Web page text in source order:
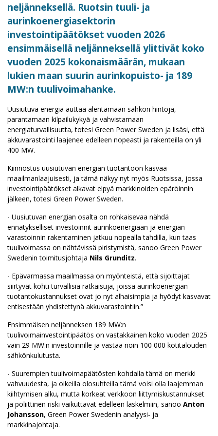
neljänneksellä. Ruotsin tuuli- ja
aurinkoenergiasektorin
investointipäätökset vuoden 2026
ensimmäisellä neljänneksellä ylittivät koko
vuoden 2025 kokonaismäärän, mukaan
lukien maan suurin aurinkopuisto- ja 189
MW:n tuulivoimahanke.
Uusiutuva energia auttaa alentamaan sähkön hintoja,
parantamaan kilpailukykyä ja vahvistamaan
energiaturvallisuutta, totesi Green Power Sweden ja lisäsi, että
akkuvarastointi laajenee edelleen nopeasti ja rakenteilla on yli
400 MW.
Kiinnostus uusiutuvan energian tuotantoon kasvaa
maailmanlaajuisesti, ja tämä näkyy nyt myös Ruotsissa, jossa
investointipäätökset alkavat elpyä markkinoiden epäröinnin
jälkeen, totesi Green Power Sweden.
- Uusiutuvan energian osalta on rohkaisevaa nähdä
ennätykselliset investoinnit aurinkoenergiaan ja energian
varastoinnin rakentaminen jatkuu nopealla tahdilla, kun taas
tuulivoimassa on nähtävissä piristymistä, sanoo Green Power
Swedenin toimitusjohtaja Nils Grunditz.
- Epävarmassa maailmassa on myönteistä, että sijoittajat
siirtyvät kohti turvallisia ratkaisuja, joissa aurinkoenergian
tuotantokustannukset ovat jo nyt alhaisimpia ja hyödyt kasvavat
entisestään yhdistettynä akkuvarastointiin.”
Ensimmäisen neljänneksen 189 MW:n
tuulivoimainvestointipäätös on vastakkainen koko vuoden 2025
vain 29 MW:n investoinnille ja vastaa noin 100 000 kotitalouden
sähkönkulutusta.
- Suurempien tuulivoimapäätösten kohdalla tämä on merkki
vahvuudesta, ja oikeilla olosuhteilla tämä voisi olla laajemman
kiihtymisen alku, mutta korkeat verkkoon liittymiskustannukset
ja poliittinen riski vaikuttavat edelleen laskelmiin, sanoo Anton
Johansson, Green Power Swedenin analyysi- ja
markkinajohtaja.